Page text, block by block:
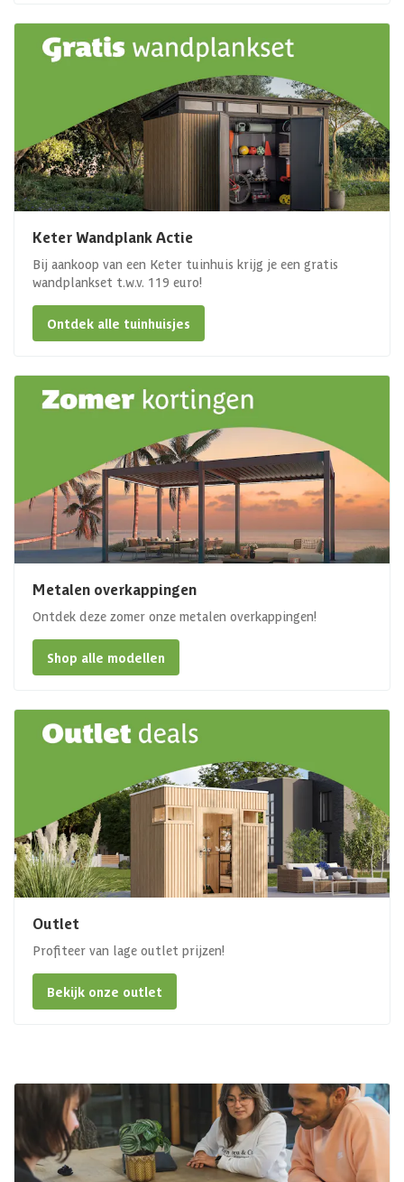
Keter Wandplank Actie
Bij aankoop van een Keter tuinhuis krijg je een gratis
wandplankset t.w.v. 119 euro!
Ontdek alle tuinhuisjes
Metalen overkappingen
Ontdek deze zomer onze metalen overkappingen!
Shop alle modellen
Outlet
Profiteer van lage outlet prijzen!
Bekijk onze outlet